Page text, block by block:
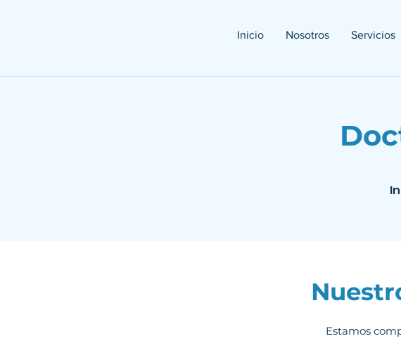
Inicio Nosotros Servicios
Estamos